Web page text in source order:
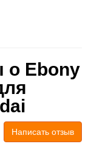
о Ebony
Написать отзыв